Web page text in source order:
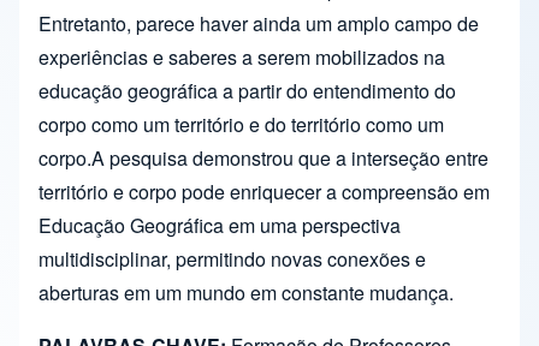
Entretanto, parece haver ainda um amplo campo de
experiências e saberes a serem mobilizados na
educação geográfica a partir do entendimento do
corpo como um território e do território como um
corpo.A pesquisa demonstrou que a interseção entre
território e corpo pode enriquecer a compreensão em
Educação Geográfica em uma perspectiva
multidisciplinar, permitindo novas conexões e
aberturas em um mundo em constante mudança.